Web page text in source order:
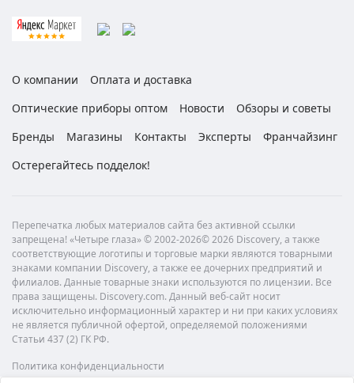
О компании
Оплата и доставка
Оптические приборы оптом
Новости
Обзоры и советы
Бренды
Магазины Контакты Эксперты
Франчайзинг
Остерегайтесь подделок!
Перепечатка любых материалов сайта без активной ссылки
запрещена! «Четыре глаза» © 2002-2026© 2026 Discovery, а также
соответствующие логотипы и торговые марки являются товарными
знаками компании Discovery, а также ее дочерних предприятий и
филиалов. Данные товарные знаки используются по лицензии. Все
права защищены. Discovery.com. Данный веб-сайт носит
исключительно информационный характер и ни при каких условиях
не является публичной офертой, определяемой положениями
Статьи 437 (2) ГК РФ.
Политика конфиденциальности